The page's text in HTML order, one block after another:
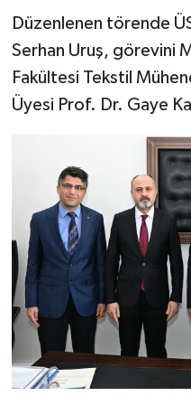
Düzenlenen törende
Serhan Uruş, görevini
Fakültesi Tekstil
Üyesi Prof. Dr. Gaye